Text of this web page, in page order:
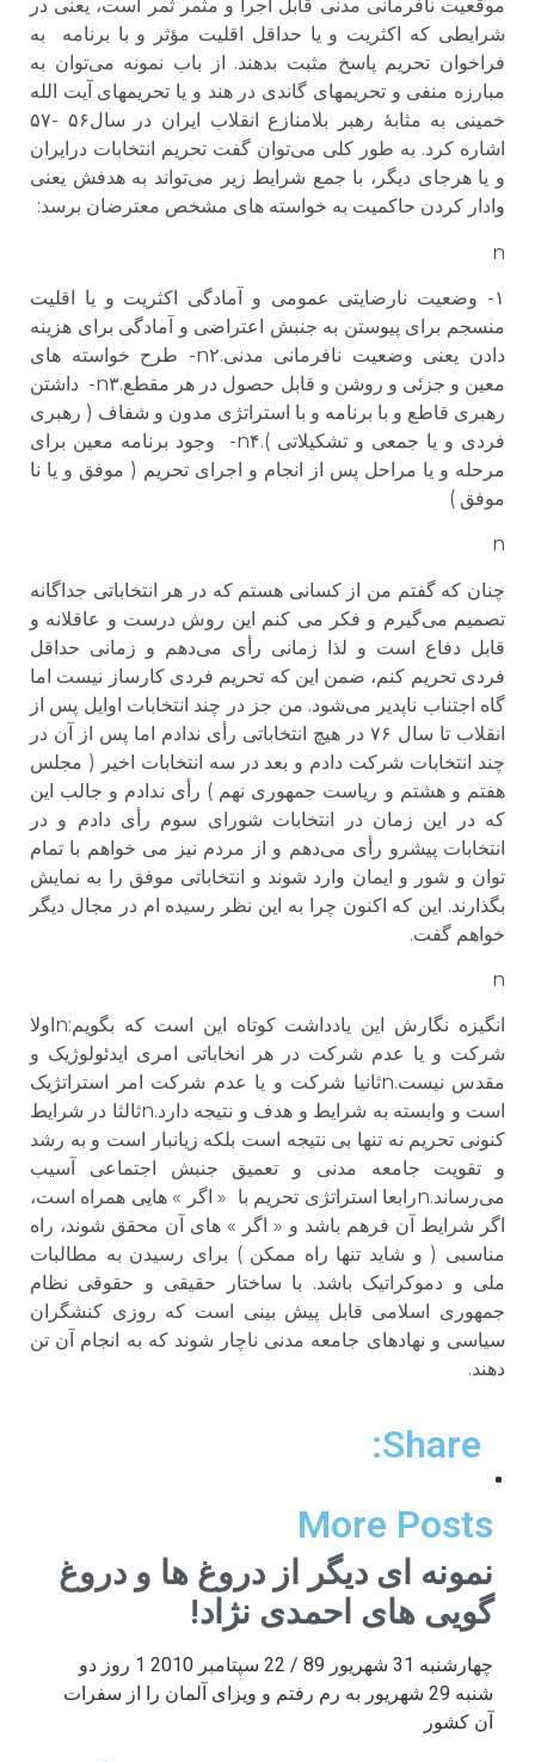
موقعیت نافرمانی مدنی قابل اجرا و مثمر ثمر است، یعنی در
شرایطی که اکثریت و یا حداقل اقلیت مؤثر و با برنامه به
فراخوان تحریم پاسخ مثبت بدهند. از باب نمونه می‌توان به
مبارزه منفی و تحریمهای گاندی در هند و یا تحریمهای آیت الله
خمینی به مثابهٔ رهبر بلامنازع انقلاب ایران در سال۵۶ -۵۷
اشاره کرد. به طور کلی می‌توان گفت تحریم انتخابات درایران
و یا هرجای دیگر، با جمع شرایط زیر می‌تواند به هدفش یعنی
وادار کردن حاکمیت به خواسته های مشخص معترضان برسد:
n
۱- وضعیت نارضایتی عمومی و آمادگی اکثریت و یا اقلیت
منسجم برای پیوستن به جنبش اعتراضی و آمادگی برای هزینه
دادن یعنی وضعیت نافرمانی مدنی.n۲- طرح خواسته های
معین و جزئی و روشن و قابل حصول در هر مقطع.n۳- داشتن
رهبری قاطع و با برنامه و با استراتژی مدون و شفاف ( رهبری
فردی و یا جمعی و تشکیلاتی ).n۴- وجود برنامه معین برای
مرحله و یا مراحل پس از انجام و اجرای تحریم ( موفق و یا نا
موفق )
n
چنان که گفتم من از کسانی هستم که در هر انتخاباتی جداگانه
تصمیم می‌گیرم و فکر می کنم این روش درست و عاقلانه و
قابل دفاع است و لذا زمانی رأی می‌دهم و زمانی حداقل
فردی تحریم کنم، ضمن این که تحریم فردی کارساز نیست اما
گاه اجتناب ناپدیر می‌شود. من جز در چند انتخابات اوایل پس از
انقلاب تا سال ۷۶ در هیچ انتخاباتی رأی ندادم اما پس از آن در
چند انتخابات شرکت دادم و بعد در سه انتخابات اخیر ( مجلس
هفتم و هشتم و ریاست جمهوری نهم ) رأی ندادم و جالب این
که در این زمان در انتخابات شورای سوم رأی دادم و در
انتخابات پیشرو رأی می‌دهم و از مردم نیز می خواهم با تمام
توان و شور و ایمان وارد شوند و انتخاباتی موفق را به نمایش
بگذارند. این که اکنون چرا به این نظر رسیده ام در مجال دیگر
خواهم گفت.
n
انگیزه نگارش این یادداشت کوتاه این است که بگویم:nاولا
شرکت و یا عدم شرکت در هر انخاباتی امری ایدئولوژیک و
مقدس نیست.nثانیا شرکت و یا عدم شرکت امر استراتژیک
است و وابسته به شرایط و هدف و نتیجه دارد.nثالثا در شرایط
کنونی تحریم نه تنها بی نتیجه است بلکه زیانبار است و به رشد
و تقویت جامعه مدنی و تعمیق جنبش اجتماعی آسیب
می‌رساند.nرابعا استراتژی تحریم با « اگر » هایی همراه است،
اگر شرایط آن فرهم باشد و « اگر » های آن محقق شوند، راه
مناسبی ( و شاید تنها راه ممکن ) برای رسیدن به مطالبات
ملی و دموکراتیک باشد. با ساختار حقیقی و حقوقی نظام
جمهوری اسلامی قابل پیش بینی است که روزی کنشگران
سیاسی و نهادهای جامعه مدنی ناچار شوند که به انجام آن تن
دهند.
Share:
More Posts
نمونه ای دیگر از دروغ ها و دروغ
گویی های احمدی نژاد!
چهارشنبه 31 شهریور 89 / 22 سپتامبر 2010 1 روز دو
شنبه 29 شهریور به رم رفتم و ویزای آلمان را از سفرات
آن کشور